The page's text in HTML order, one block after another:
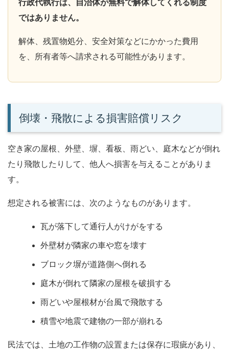
行政代執行は、自治体が無料で解体してくれる制度
ではありません。
解体、残置物処分、安全対策などにかかった費用
を、所有者等へ請求される可能性があります。
倒壊・飛散による損害賠償リスク
空き家の屋根、外壁、塀、看板、雨どい、庭木などが倒れ
たり飛散したりして、他人へ損害を与えることがありま
す。
想定される被害には、次のようなものがあります。
瓦が落下して通行人がけがをする
外壁材が隣家の車や窓を壊す
ブロック塀が道路側へ倒れる
庭木が倒れて隣家の屋根を破損する
雨どいや屋根材が台風で飛散する
積雪や地震で建物の一部が崩れる
民法では、土地の工作物の設置または保存に瑕疵があり、